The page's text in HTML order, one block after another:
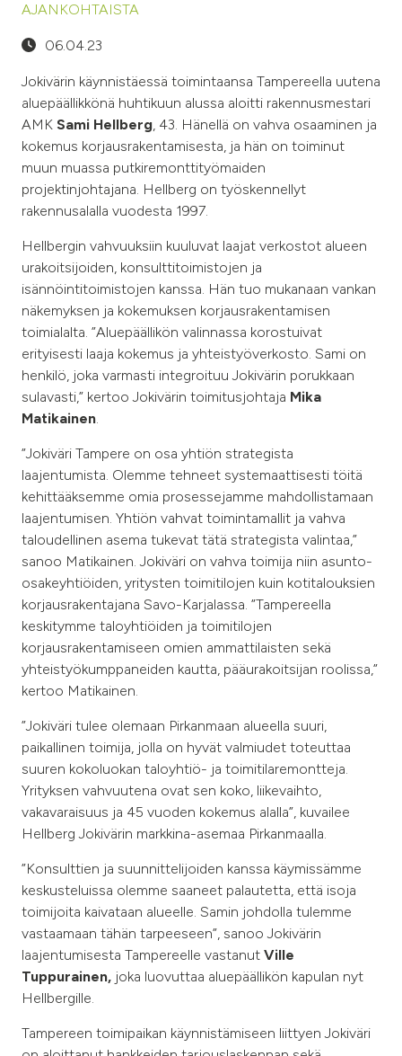
AJANKOHTAISTA
06.04.23
Jokivärin käynnistäessä toimintaansa Tampereella uutena
aluepäällikkönä huhtikuun alussa aloitti rakennusmestari
AMK Sami Hellberg, 43. Hänellä on vahva osaaminen ja
kokemus korjausrakentamisesta, ja hän on toiminut
muun muassa putkiremonttityömaiden
projektinjohtajana. Hellberg on työskennellyt
rakennusalalla vuodesta 1997.
Hellbergin vahvuuksiin kuuluvat laajat verkostot alueen
urakoitsijoiden, konsulttitoimistojen ja
isännöintitoimistojen kanssa. Hän tuo mukanaan vankan
näkemyksen ja kokemuksen korjausrakentamisen
toimialalta. ”Aluepäällikön valinnassa korostuivat
erityisesti laaja kokemus ja yhteistyöverkosto. Sami on
henkilö, joka varmasti integroituu Jokivärin porukkaan
sulavasti,” kertoo Jokivärin toimitusjohtaja Mika
Matikainen.
”Jokiväri Tampere on osa yhtiön strategista
laajentumista. Olemme tehneet systemaattisesti töitä
kehittääksemme omia prosessejamme mahdollistamaan
laajentumisen. Yhtiön vahvat toimintamallit ja vahva
taloudellinen asema tukevat tätä strategista valintaa,”
sanoo Matikainen. Jokiväri on vahva toimija niin asunto-
osakeyhtiöiden, yritysten toimitilojen kuin kotitalouksien
korjausrakentajana Savo-Karjalassa. ”Tampereella
keskitymme taloyhtiöiden ja toimitilojen
korjausrakentamiseen omien ammattilaisten sekä
yhteistyökumppaneiden kautta, pääurakoitsijan roolissa,”
kertoo Matikainen.
”Jokiväri tulee olemaan Pirkanmaan alueella suuri,
paikallinen toimija, jolla on hyvät valmiudet toteuttaa
suuren kokoluokan taloyhtiö- ja toimitilaremontteja.
Yrityksen vahvuutena ovat sen koko, liikevaihto,
vakavaraisuus ja 45 vuoden kokemus alalla”, kuvailee
Hellberg Jokivärin markkina-asemaa Pirkanmaalla.
”Konsulttien ja suunnittelijoiden kanssa käymissämme
keskusteluissa olemme saaneet palautetta, että isoja
toimijoita kaivataan alueelle. Samin johdolla tulemme
vastaamaan tähän tarpeeseen”, sanoo Jokivärin
laajentumisesta Tampereelle vastanut Ville
Tuppurainen, joka luovuttaa aluepäällikön kapulan nyt
Hellbergille.
Tampereen toimipaikan käynnistämiseen liittyen Jokiväri